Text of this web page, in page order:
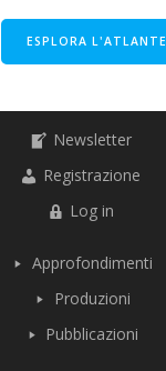
ESPLORA L'ATLANTE
Newsletter
Registrazione
Log in
Approfondimenti
Produzioni
Pubblicazioni